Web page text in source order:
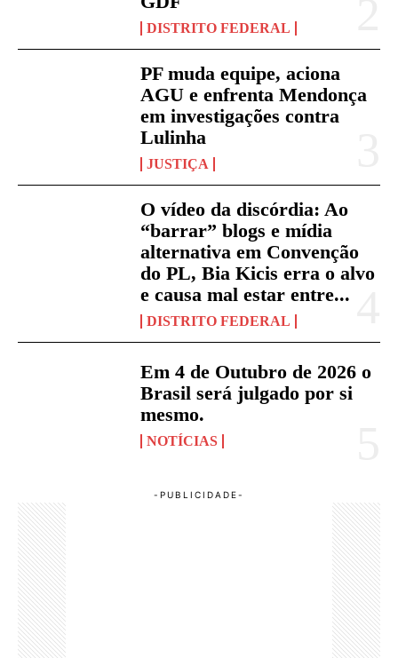
DISTRITO FEDERAL
PF muda equipe, aciona
AGU e enfrenta Mendonça
em investigações contra
Lulinha
JUSTIÇA
O vídeo da discórdia: Ao
“barrar” blogs e mídia
alternativa em Convenção
do PL, Bia Kicis erra o alvo
e causa mal estar entre...
DISTRITO FEDERAL
Em 4 de Outubro de 2026 o
Brasil será julgado por si
mesmo.
NOTÍCIAS